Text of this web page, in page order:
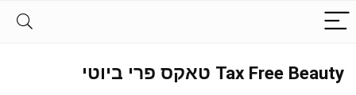
Tax Free Beauty טאקס פרי ביוטי